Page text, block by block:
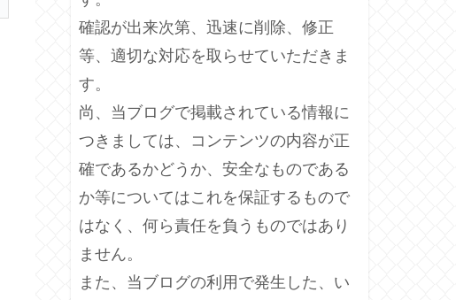
確認が出来次第、迅速に削除、修正
等、適切な対応を取らせていただきま
す。
尚、当ブログで掲載されている情報に
つきましては、コンテンツの内容が正
確であるかどうか、安全なものである
か等についてはこれを保証するもので
はなく、何ら責任を負うものではあり
ません。
また、当ブログの利用で発生した、い